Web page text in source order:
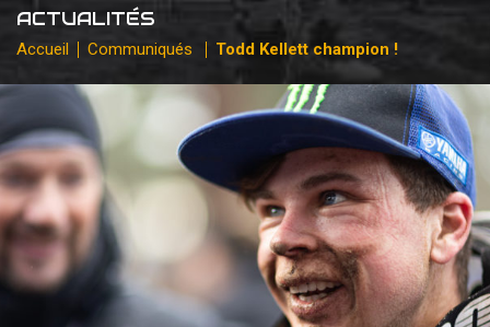
PARTENAIRES
les engagements
ACTUALITÉS
Accueil Communiqués Todd Kellett champion !